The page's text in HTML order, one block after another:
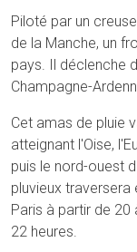
Piloté par un
de la Manche, un
pays. Il déclenche
Champagne-
Cet amas de pluie
atteignant l'Oise,
puis le nord-ouest
pluvieux traversera
Paris à partir de 20
22 heures.